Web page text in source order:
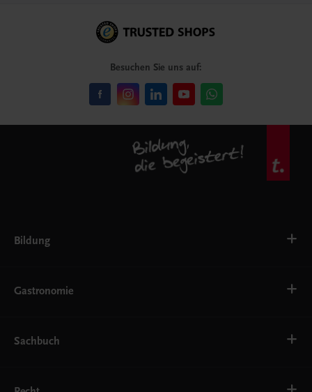
Besuchen Sie uns auf:
Bildung
AHS
EWF/ZWF
FW
Gastronomie
Getränke
Service
Sachbuch